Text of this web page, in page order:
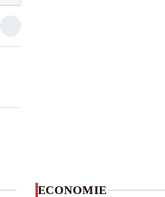
ECONOMIE